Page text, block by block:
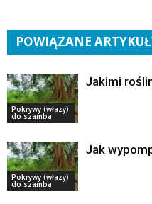
POWIĄZANE
Pokrywy (włazy)
do szamba
Jakimi
Pokrywy (włazy)
do szamba
Jak